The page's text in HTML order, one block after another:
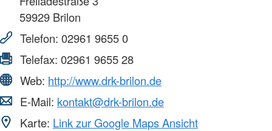
59929 Brilon
Telefon: 02961 9655 0
Telefax: 02961 9655 28
Web: http://www.drk-brilon.de
E-Mail: kontakt@drk-brilon.de
Karte: Link zur Google Maps Ansicht